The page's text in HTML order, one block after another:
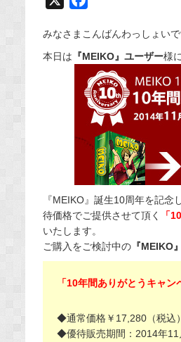
c
e
o
o
k
みなさまこんばんわっしょい
本日は 『MEIKO』ユーザー様
『MEIKO』誕生10周年を記念
待価格でご提供させて頂く
「
いたします。
ご購入をご検討中の 『MEIKO
「10年間ありがとうキャン
◆通常価格￥17,280（税込
◆優待販売期間：2014年11